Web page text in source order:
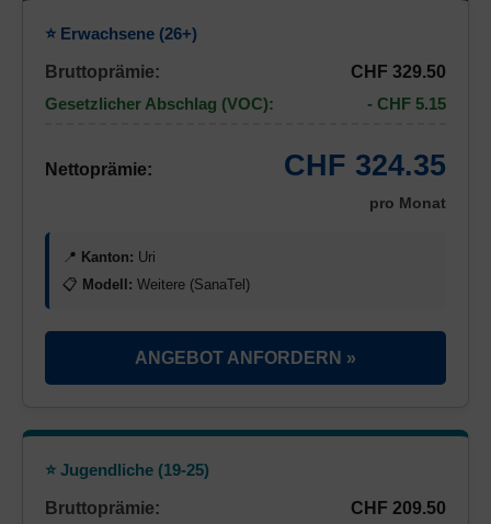
⭐ Erwachsene (26+)
Bruttoprämie:
CHF 329.50
Gesetzlicher Abschlag (VOC):
- CHF 5.15
Nettoprämie: CHF 324.35
pro Monat
📍 Kanton: Uri
📋 Modell: Weitere (SanaTel)
ANGEBOT ANFORDERN »
⭐ Jugendliche (19-25)
Bruttoprämie:
CHF 209.50